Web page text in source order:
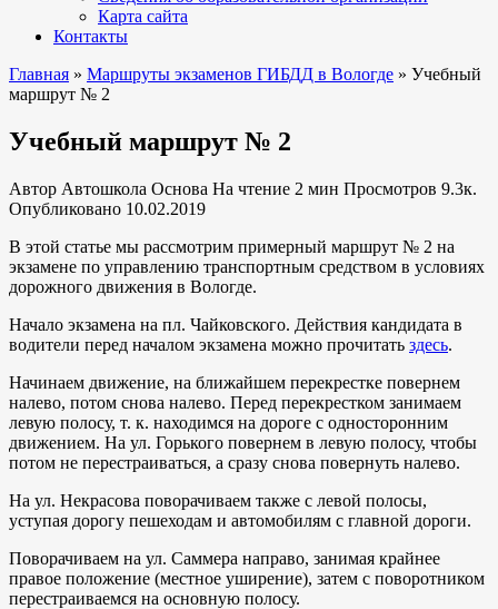
Карта сайта
Контакты
Главная » Маршруты экзаменов ГИБДД в Вологде » Учебный
маршрут № 2
Учебный маршрут № 2
Автор Автошкола Основа На чтение 2 мин Просмотров 9.3к.
Опубликовано 10.02.2019
В этой статье мы рассмотрим примерный маршрут № 2 на
экзамене по управлению транспортным средством в условиях
дорожного движения в Вологде.
Начало экзамена на пл. Чайковского. Действия кандидата в
водители перед началом экзамена можно прочитать здесь.
Начинаем движение, на ближайшем перекрестке повернем
налево, потом снова налево. Перед перекрестком занимаем
левую полосу, т. к. находимся на дороге с односторонним
движением. На ул. Горького повернем в левую полосу, чтобы
потом не перестраиваться, а сразу снова повернуть налево.
На ул. Некрасова поворачиваем также с левой полосы,
уступая дорогу пешеходам и автомобилям с главной дороги.
Поворачиваем на ул. Саммера направо, занимая крайнее
правое положение (местное уширение), затем с поворотником
перестраиваемся на основную полосу.